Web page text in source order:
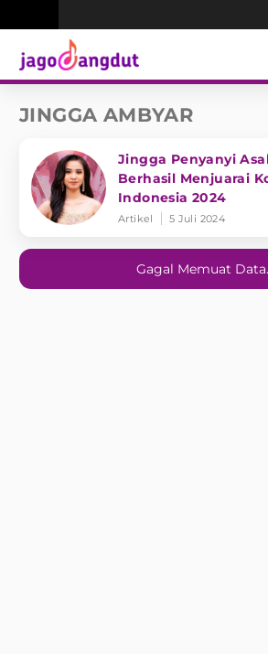
JINGGA AMBYAR
Jingga Penyanyi
Berhasil Menjuarai
Indonesia 2024
Artikel 5 Juli 2024
Gagal Memuat